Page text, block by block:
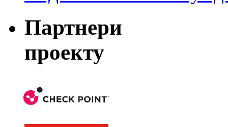
Партнери
проекту